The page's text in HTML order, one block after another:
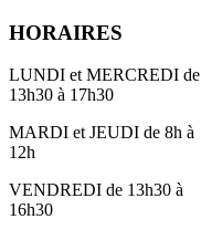
HORAIRES
LUNDI et MERCREDI de
13h30 à 17h30
MARDI et JEUDI de 8h à
12h
VENDREDI de 13h30 à
16h30